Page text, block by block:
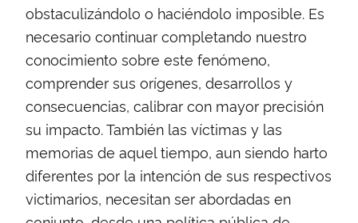
obstaculizándolo o haciéndolo imposible. Es
necesario continuar completando nuestro
conocimiento sobre este fenómeno,
comprender sus orígenes, desarrollos y
consecuencias, calibrar con mayor precisión
su impacto. También las víctimas y las
memorias de aquel tiempo, aun siendo harto
diferentes por la intención de sus respectivos
victimarios, necesitan ser abordadas en